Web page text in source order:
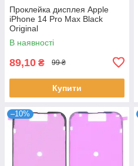
Проклейка дисплея Apple
iPhone 14 Pro Max Black
Original
В наявності
89,10 ₴ 99 ₴
Купити
–10%